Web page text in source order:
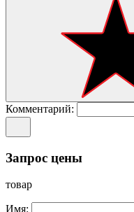
Комментарий:
Запрос цены
товар
Имя: